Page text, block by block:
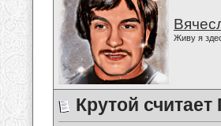
Живу я
Крутой